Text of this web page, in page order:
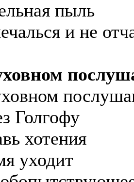
пыль
и не
Голгофу
хотения
уходит